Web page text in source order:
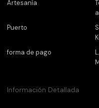
Artesanía
Puerto
forma de pago
Información Detallada